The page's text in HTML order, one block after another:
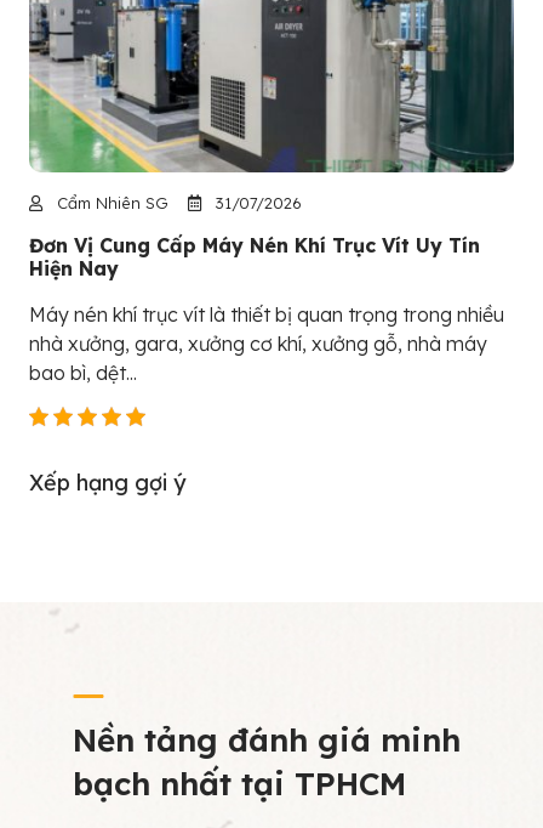
Cẩm Nhiên SG 31/07/2026
Đơn Vị Cung Cấp Máy Nén Khí Trục Vít Uy Tín
Hiện Nay
Máy nén khí trục vít là thiết bị quan trọng trong nhiều
nhà xưởng, gara, xưởng cơ khí, xưởng gỗ, nhà máy
bao bì, dệt...
Xếp hạng gợi ý
Nền tảng đánh giá minh
bạch nhất tại TPHCM